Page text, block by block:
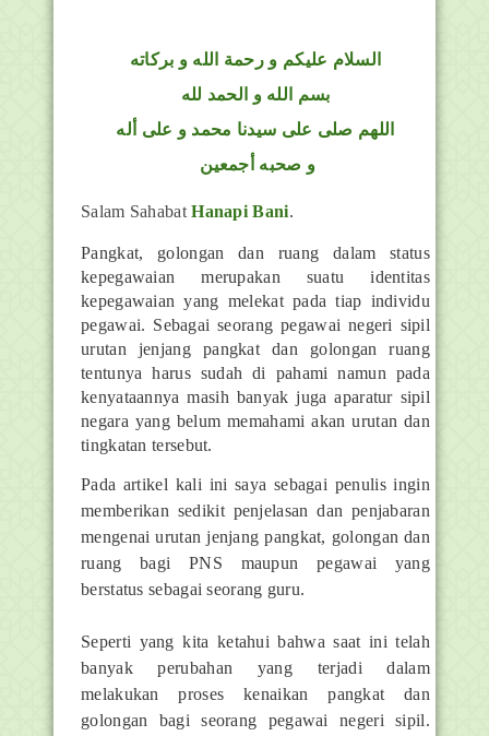
السلام عليكم و رحمة الله و بركاته
بسم الله و الحمد لله
اللهم صلى على سيدنا محمد و على أله
و صحبه أجمعين
Salam Sahabat Hanapi Bani.
Pangkat, golongan dan ruang dalam status
kepegawaian merupakan suatu identitas
kepegawaian yang melekat pada tiap individu
pegawai. Sebagai seorang pegawai negeri sipil
urutan jenjang pangkat dan golongan ruang
tentunya harus sudah di pahami namun pada
kenyataannya masih banyak juga aparatur sipil
negara yang belum memahami akan urutan dan
tingkatan tersebut.
Pada artikel kali ini saya sebagai penulis ingin
memberikan sedikit penjelasan dan penjabaran
mengenai urutan jenjang pangkat, golongan dan
ruang bagi PNS maupun pegawai yang
berstatus sebagai seorang guru.
Seperti yang kita ketahui bahwa saat ini telah
banyak perubahan yang terjadi dalam
melakukan proses kenaikan pangkat dan
golongan bagi seorang pegawai negeri sipil.